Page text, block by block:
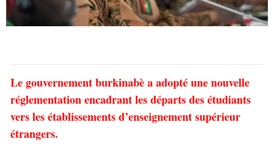
Le gouvernement burkinabè a adopté une nouvelle
réglementation encadrant les départs des étudiants
vers les établissements d’enseignement supérieur
étrangers.